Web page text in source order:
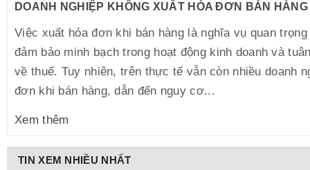
DOANH NGHIỆP KHÔNG XUẤT HÓA ĐƠN BÁN
Việc xuất hóa đơn khi bán hàng là nghĩa vụ quan
đảm bảo minh bạch trong hoạt động kinh doanh và
về thuế. Tuy nhiên, trên thực tế vẫn còn nhiều doanh
đơn khi bán hàng, dẫn đến nguy cơ...
Xem thêm
TIN XEM NHIỀU NHẤT